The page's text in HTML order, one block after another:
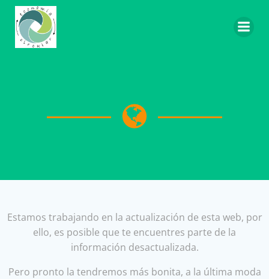
Estamos trabajando en la actualización de esta web, por
ello, es posible que te encuentres parte de la
información desactualizada.
Pero pronto la tendremos más bonita, a la última moda